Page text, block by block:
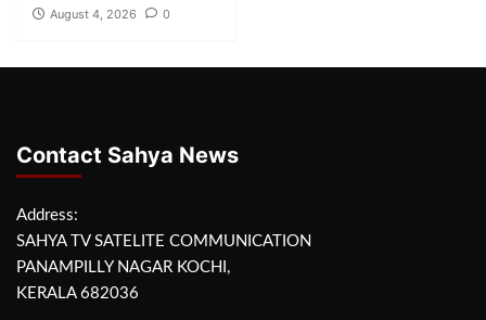
August 4, 2026 0
Contact Sahya News
Address:
SAHYA TV SATELITE COMMUNICATION
PANAMPILLY NAGAR KOCHI,
KERALA 682036